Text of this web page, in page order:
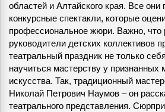
областей и Алтайского края. Все они
конкурсные спектакли, которые
профессиональное жюри. Важно, что
руководители детских коллективов
театральный праздник не только
научиться мастерству у признанных
искусства. Так, традиционный
Николай Петрович Наумов – он
театрального представления.